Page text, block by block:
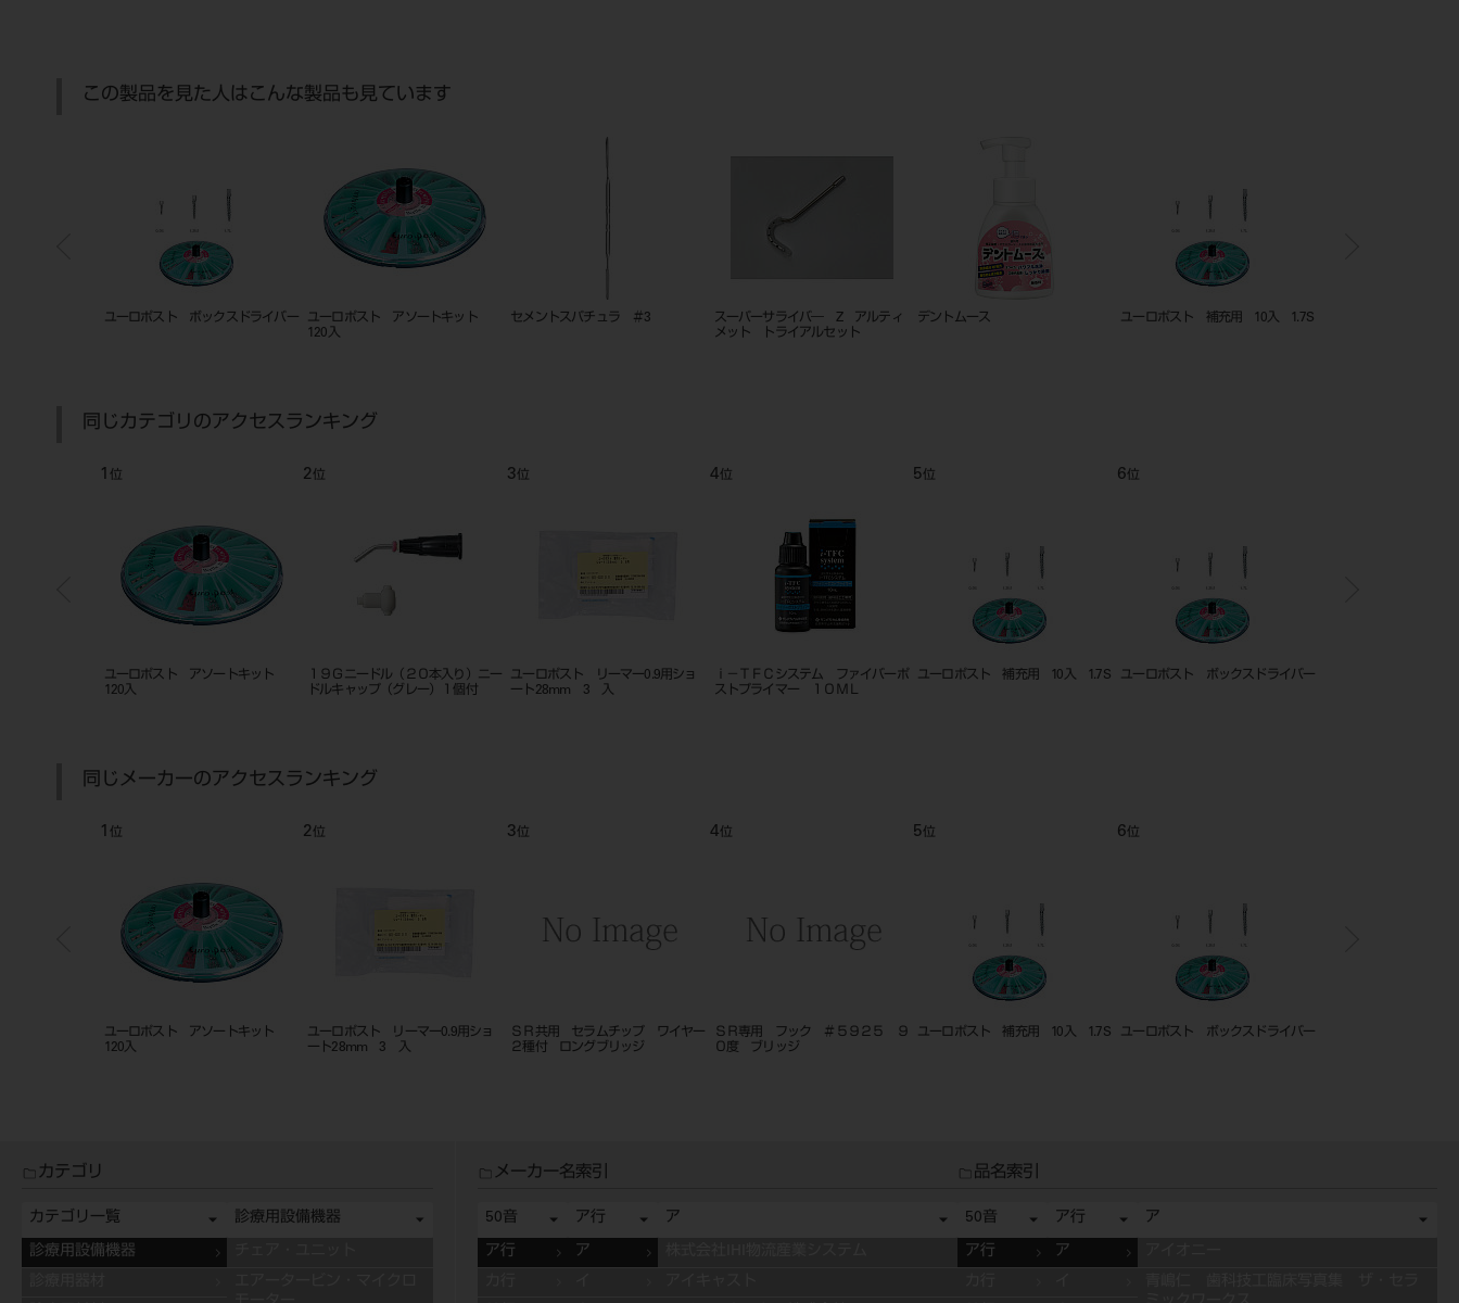
この製品を見た人はこんな製品も見ています
ロポスト ボックスドライバー
ユーロポスト アソートキット
セメントスパチュラ ＃3
スーパーサライバ― Z アルティ
メット トライアルセット
デントムース ユーロポスト 補充用 10入 1.7S
フィルム マウント シート 標準フ
同じカテゴリのアクセスランキング
ユーロポスト アソートキット
120入
１９Ｇニードル（２０本入り）ニー
ドルキャップ（グレー）１個付
ユーロポスト リーマー0.9用ショ
ート28mm 3 入
ｉ－ＴＦＣシステム ファイバーポ
ストプライマー １０ＭＬ
ユーロポスト 補充用 10入 1.7S ユーロポスト ボックスドライバー
ユーロポスト リーマー1.1
同じメーカーのアクセスランキング
1 位
ユーロポスト アソートキット
120入
2 位
ユーロポスト リーマー0.9用ショ
ート28mm 3 入
3位
ＳＲ共用 セラムチップ ワイヤー
２種付 ロングブリッジ
4位
ＳＲ専用 フック ＃５９２５ ９
０度 ブリッジ
5位
ユーロポスト 補充用 10入 1.7S
6位
ユーロポスト ボックスドライバー
カテゴリ
カテゴリ一覧
診療用設備機器
診療用設備機器
メーカー名索引
50音
ア行
ア行
ア
ア
品名索引
50音
ア行
ア行
ア
ア